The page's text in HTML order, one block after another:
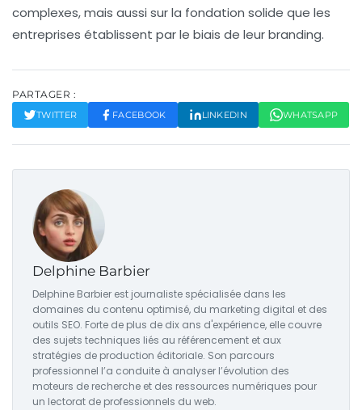
complexes, mais aussi sur la fondation solide que les
entreprises établissent par le biais de leurbranding.
PARTAGER :
TWITTER FACEBOOK LINKEDIN WHATSAPP
Delphine Barbier
Delphine Barbier est journaliste spécialisée dans les
domaines du contenu optimisé, du marketing digital et des
outils SEO. Forte de plus de dix ans d'expérience, elle couvre
des sujets techniques liés au référencement et aux
stratégies de production éditoriale. Son parcours
professionnel l’a conduite à analyser l’évolution des
moteurs de recherche et des ressources numériques pour
un lectorat de professionnels du web.